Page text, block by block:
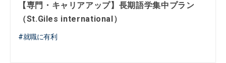
【専門・キャリアアップ】長期語学集中プラン
（St.Giles international）
就職に有利